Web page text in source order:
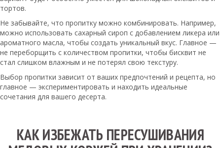
тортов.
Не забывайте, что пропитку можно комбинировать. Например,
можно использовать сахарный сироп с добавлением ликера или
ароматного масла, чтобы создать уникальный вкус. Главное —
не переборщить с количеством пропитки, чтобы бисквит не
стал слишком влажным и не потерял свою текстуру.
Выбор пропитки зависит от ваших предпочтений и рецепта, но
главное — экспериментировать и находить идеальные
сочетания для вашего десерта.
КАК ИЗБЕЖАТЬ ПЕРЕСУШИВАНИЯ